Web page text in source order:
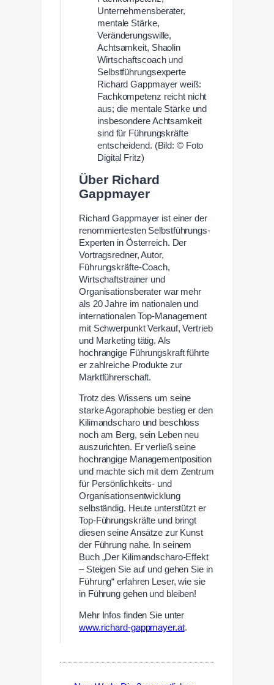
Wirtschaftscoach und
Selbstführungsexperte
Richard Gappmayer weiß:
Fachkompetenz reicht nicht
aus; die mentale Stärke und
insbesondere Achtsamkeit
sind für Führungskräfte
entscheidend. (Bild: © Foto
Digital Fritz)
Über Richard
Gappmayer
Richard Gappmayer ist einer der
renommiertesten Selbstführungs-
Experten in Österreich. Der
Vortragsredner, Autor,
Führungskräfte-Coach,
Wirtschaftstrainer und
Organisationsberater war mehr
als 20 Jahre im nationalen und
internationalen Top-Management
mit Schwerpunkt Verkauf, Vertrieb
und Marketing tätig. Als
hochrangige Führungskraft führte
er zahlreiche Produkte zur
Marktführerschaft.
Trotz des Wissens um seine
starke Agoraphobie bestieg er den
Kilimandscharo und beschloss
noch am Berg, sein Leben neu
auszurichten. Er verließ seine
hochrangige Managementposition
und machte sich mit dem Zentrum
für Persönlichkeits- und
Organisationsentwicklung
selbständig. Heute unterstützt er
Top-Führungskräfte und bringt
diesen seine Ansätze zur Kunst
der Führung nahe. In seinem
Buch „Der Kilimandscharo-Effekt
– Steigen Sie auf und gehen Sie in
Führung“ erfahren Leser, wie sie
in Führung gehen und bleiben!
Mehr Infos finden Sie unter
www.richard-gappmayer.at.